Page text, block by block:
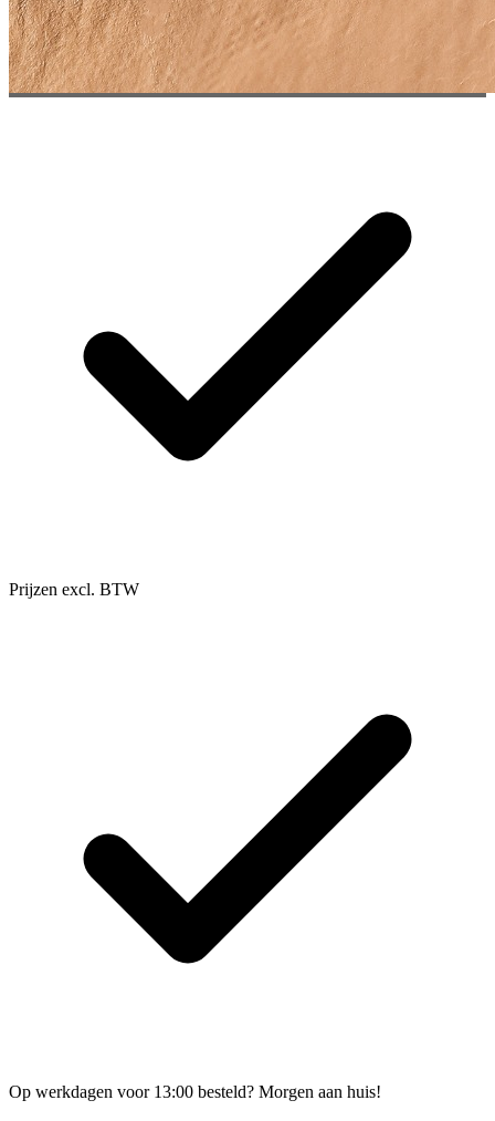
Prijzen excl. BTW
Op werkdagen voor 13:00 besteld? Morgen aan huis!